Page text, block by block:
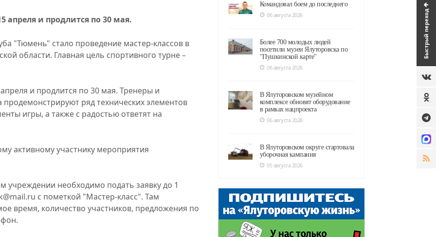
Быстрый переход
апреля и продлится по 30 мая.
"Тюмень" стало проведение мастер-классов в
области. Главная цель спортивного турне –
и продлится по 30 мая. Тренеры и
ряд технических элементов
игры, а также с радостью ответят на
активному участнику мероприятия
учреждении необходимо подать заявку до 1
с пометкой "Мастер-класс". Там
время, количество участников, предложения по
Командовал боем до последнего
06 августа 2026
Более 700 молодых людей
посетили музеи Ялуторовска по
"Пушкинской карте"
06 августа 2026
В Ялуторовском музейном
комплексе обновят оборудование
в рамках нацпроекта
06 августа 2026
В Ялуторовском округе стартовала
уборочная кампания
05 августа 2026